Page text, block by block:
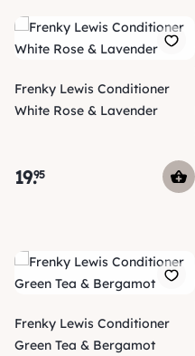
Frenky Lewis Conditioner
White Rose & Lavender
19.95
Frenky Lewis Conditioner
Green Tea & Bergamot